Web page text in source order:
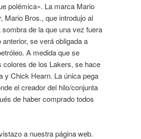
polémica». La marca Mario
Mario Bros., que introdujo al
de la que una vez fuera
se verá obligada a
A medida que se
colores de los Lakers, se hace
y Chick Hearn. La única pega
el creador del hilo/conjunta
de haber comprado todos
a nuestra página web.